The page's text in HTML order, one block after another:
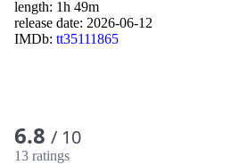
length: 1h 49m
release date: 2026-06-12
IMDb: tt35111865
6.8 / 10
13 ratings